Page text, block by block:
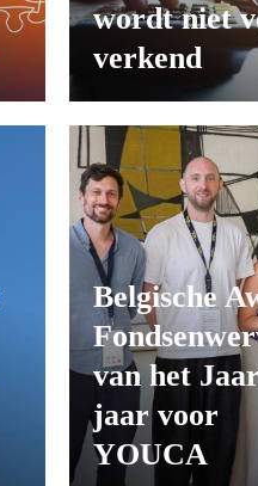
wordt niet
verkend
Belgische
van het
jaar voor
YOUCA